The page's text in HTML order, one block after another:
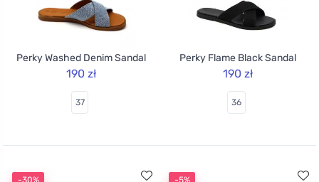
Perky Washed Denim Sandal
190 zł
37
Perky Flame Black Sandal
190 zł
36